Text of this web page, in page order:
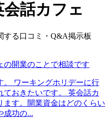
会話カフェ
する口コミ・Q&A掲示板
の開業のことで相談です
。 ワーキングホリデーに行
ておきたいです。 英会話カ
ます。開業資金はどのくらい
成功の...